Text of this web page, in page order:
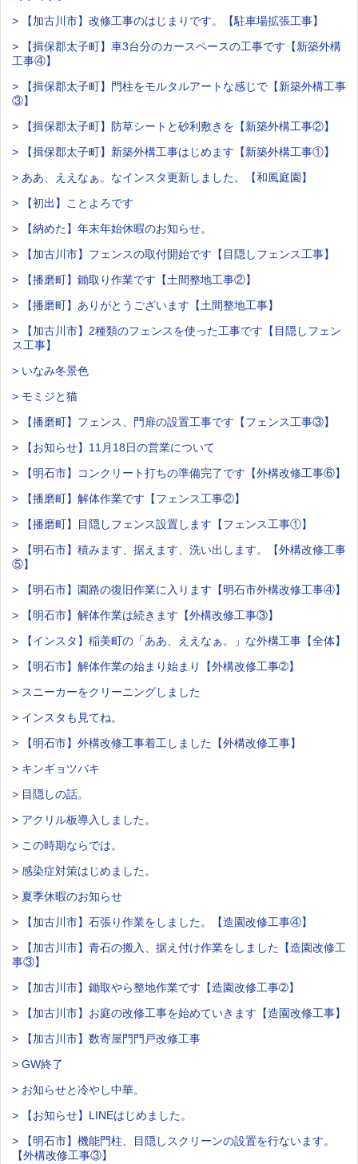
> 【加古川市】改修工事のはじまりです。【駐車場拡張工事】
> 【揖保郡太子町】車3台分のカースペースの工事です【新築外構
工事④】
> 【揖保郡太子町】門柱をモルタルアートな感じで【新築外構工事
③】
> 【揖保郡太子町】防草シートと砂利敷きを【新築外構工事②】
> 【揖保郡太子町】新築外構工事はじめます【新築外構工事①】
> ああ、ええなぁ。なインスタ更新しました。【和風庭園】
> 【初出】ことよろです
> 【納めた】年末年始休暇のお知らせ。
> 【加古川市】フェンスの取付開始です【目隠しフェンス工事】
> 【播磨町】鋤取り作業です【土間整地工事②】
> 【播磨町】ありがとうございます【土間整地工事】
> 【加古川市】2種類のフェンスを使った工事です【目隠しフェン
ス工事】
> いなみ冬景色
> モミジと猫
> 【播磨町】フェンス、門扉の設置工事です【フェンス工事③】
> 【お知らせ】11月18日の営業について
> 【明石市】コンクリート打ちの準備完了です【外構改修工事⑥】
> 【播磨町】解体作業です【フェンス工事②】
> 【播磨町】目隠しフェンス設置します【フェンス工事①】
> 【明石市】積みます、据えます、洗い出します。【外構改修工事
⑤】
> 【明石市】園路の復旧作業に入ります【明石市外構改修工事④】
> 【明石市】解体作業は続きます【外構改修工事③】
> 【インスタ】稲美町の「ああ、ええなぁ。」な外構工事【全体】
> 【明石市】解体作業の始まり始まり【外構改修工事➁】
> スニーカーをクリーニングしました
> インスタも見てね。
> 【明石市】外構改修工事着工しました【外構改修工事】
> キンギョツバキ
> 目隠しの話。
> アクリル板導入しました。
> この時期ならでは。
> 感染症対策はじめました。
> 夏季休暇のお知らせ
> 【加古川市】石張り作業をしました。【造園改修工事④】
> 【加古川市】青石の搬入、据え付け作業をしました【造園改修工
事③】
> 【加古川市】鋤取やら整地作業です【造園改修工事➁】
> 【加古川市】お庭の改修工事を始めていきます【造園改修工事】
> 【加古川市】数寄屋門門戸改修工事
> GW終了
> お知らせと冷やし中華。
> 【お知らせ】LINEはじめました。
> 【明石市】機能門柱、目隠しスクリーンの設置を行ないます。
【外構改修工事③】